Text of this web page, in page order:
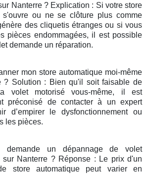
Nanterre ? Explication : Si votre store
s'ouvre ou ne se clôture plus comme
des cliquetis étranges ou si vous
pièces endommagées, il est possible
demande un réparation.
mon store automatique moi-même
? Solution : Bien qu'il soit faisable de
volet motorisé vous-même, il est
préconisé de contacter à un expert
d’empirer le dysfonctionnement ou
les pièces.
demande un dépannage de volet
sur Nanterre ? Réponse : Le prix d'un
store automatique peut varier en